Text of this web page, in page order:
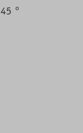
45 °